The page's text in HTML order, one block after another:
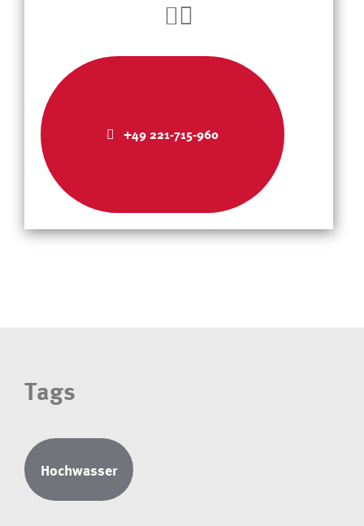
+49 221-715-960
Tags
Hochwasser